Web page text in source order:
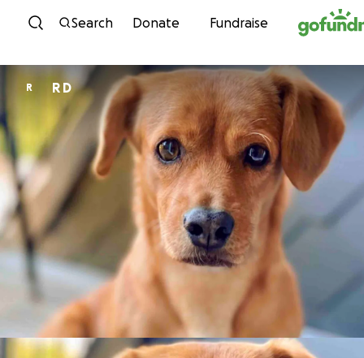
Skip to content
Search Donate Fundraise
R R D